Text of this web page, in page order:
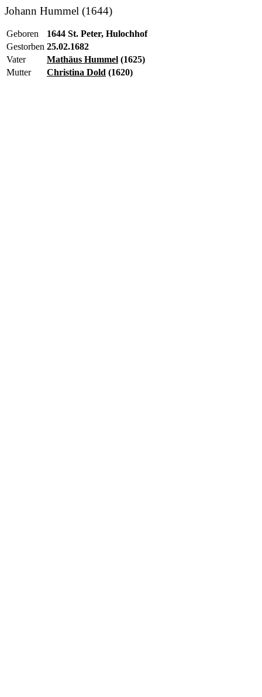
Johann Hummel (1644)
Geboren
1644 St. Peter, Hulochhof
Gestorben 25.02.1682
Vater
Mathäus Hummel (1625)
Mutter
Christina Dold (1620)